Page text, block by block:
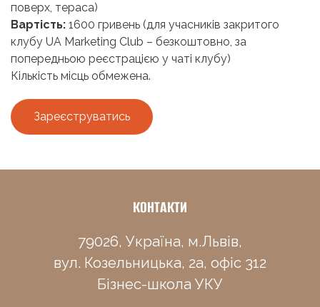
поверх, тераса)
Вартість: 1600 гривень (для учасників закритого
клубу UA Marketing Club – безкоштовно, за
попередньою реєстрацією у чаті клубу)
Кількість місць обмежена.
Зареєструватись
КОНТАКТИ
79026, Україна, м.Львів,
вул. Козельницька, 2а, офіс 312
Бізнес-школа УКУ